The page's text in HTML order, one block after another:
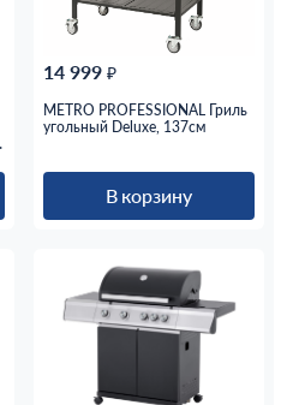
14 999 ₽
METRO PROFESSIONAL Гриль
угольный Deluxe, 137см
В корзину